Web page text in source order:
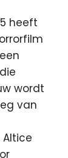
heeft
wordt
van